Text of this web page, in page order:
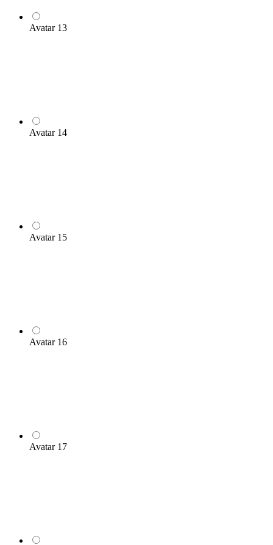
Avatar 13
Avatar 14
Avatar 15
Avatar 16
Avatar 17